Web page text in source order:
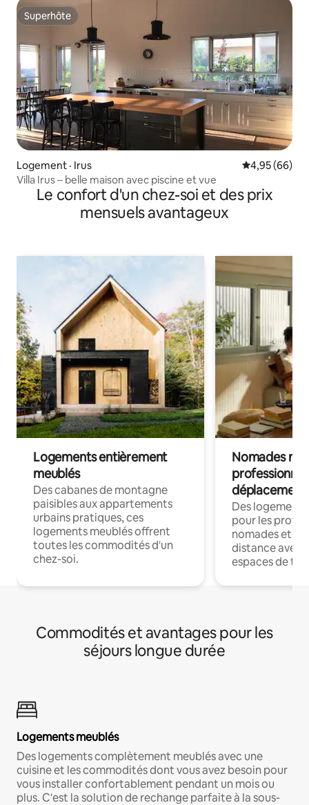
Superhôte
Superhôte
Logement · Irus Note
4,95 (66)
Villa Irus – belle maison avec piscine et vue
Le confort d'un chez-soi et des prix
mensuels avantageux
Logements entièrement
meublés
Des cabanes de montagne
paisibles aux appartements
urbains pratiques, ces
logements meublés offrent
toutes les commodités d'un
chez-soi.
Nomades
déplacement
Des
pour les
nomades et
distance avec
espaces de
Commodités et avantages pour les
séjours longue durée
Logements meublés
Des logements complètement meublés avec une
cuisine et les commodités dont vous avez besoin pour
vous installer confortablement pendant un mois ou
plus. C'est la solution de rechange parfaite à la sous-